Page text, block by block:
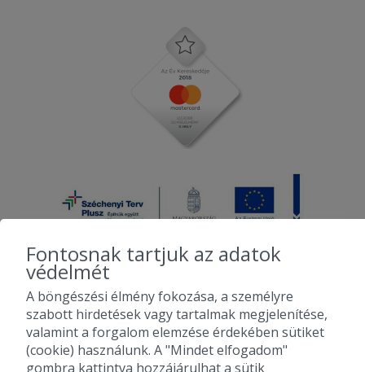
2010-2026 Copyright - Falatozz.hu - Diston-line Kft.
Pizza, gyros, hamburger, menük kedvező áron, egy helyen az összes
étterem ajánlata.
Fontosnak tartjuk az adatok
védelmét
A böngészési élmény fokozása, a személyre
szabott hirdetések vagy tartalmak megjelenítése,
valamint a forgalom elemzése érdekében sütiket
(cookie) használunk. A "Mindet elfogadom"
gombra kattintva hozzájárulhat a sütik